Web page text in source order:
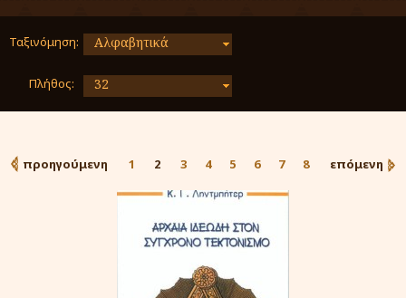
Ταξινόμηση: Αλφαβητικά
Πλήθος: 32
προηγούμενη 1 2 3 4 5 6 7 8 επόμενη